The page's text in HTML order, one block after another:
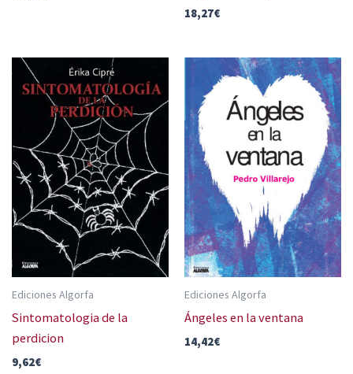
18,27€
Ediciones Algorfa
Sintomatologia de la
perdicion
9,62€
Ediciones Algorfa
Ángeles en la ventana
14,42€